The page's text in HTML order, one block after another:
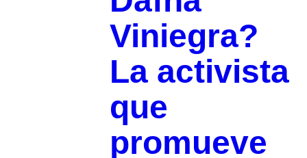
Viniegra?
La activista
que
promueve